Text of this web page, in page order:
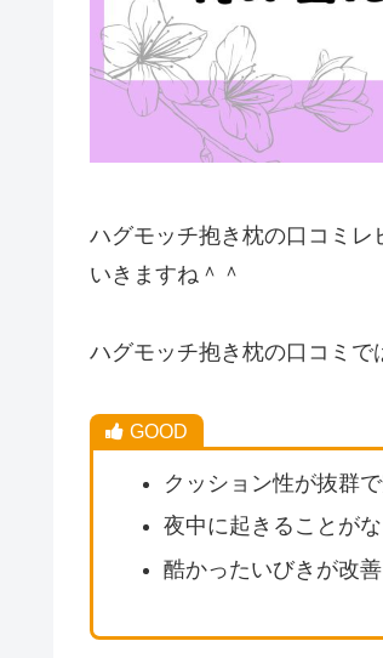
ハグモッチ抱き枕の口コミ
いきますね＾＾
ハグモッチ抱き枕の口コミで
GOOD
クッション性が抜群
夜中に起きることが
酷かったいびきが改